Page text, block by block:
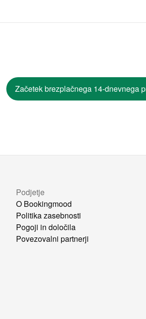
Začetek brezplačnega 14-dnevnega
Podjetje
O Bookingmood
Politika zasebnosti
Pogoji in določila
Povezovalni partnerji